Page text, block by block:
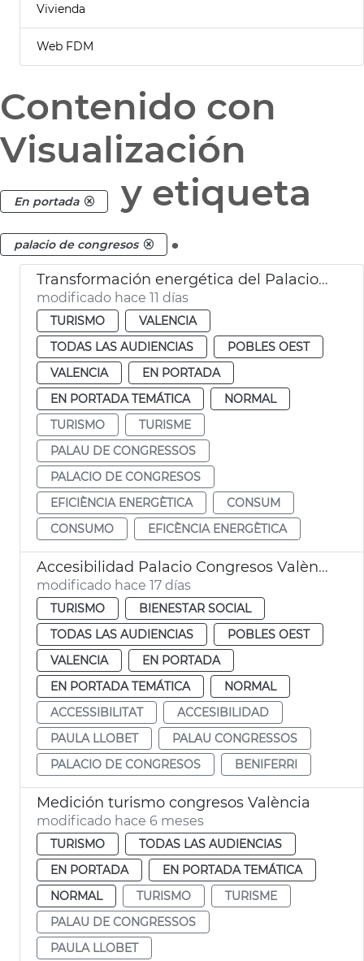
Vivienda
Web FDM
Contenido con
Visualización
En portada y etiqueta
palacio de congresos .
Transformación energética del Palacio de Congresos
modificado hace 11 días
TURISMO
VALENCIA
TODAS LAS AUDIENCIAS
POBLES OEST
VALENCIA
EN PORTADA
EN PORTADA TEMÁTICA
NORMAL
TURISMO
TURISME
PALAU DE CONGRESSOS
PALACIO DE CONGRESOS
EFICIÈNCIA ENERGÈTICA
CONSUM
CONSUMO
EFICÈNCIA ENERGÈTICA
Accesibilidad Palacio Congresos València
modificado hace 17 días
TURISMO
BIENESTAR SOCIAL
TODAS LAS AUDIENCIAS
POBLES OEST
VALENCIA
EN PORTADA
EN PORTADA TEMÁTICA
NORMAL
ACCESSIBILITAT
ACCESIBILIDAD
PAULA LLOBET
PALAU CONGRESSOS
PALACIO DE CONGRESOS
BENIFERRI
Medición turismo congresos València
modificado hace 6 meses
TURISMO
TODAS LAS AUDIENCIAS
EN PORTADA
EN PORTADA TEMÁTICA
NORMAL
TURISMO
TURISME
PALAU DE CONGRESSOS
PAULA LLOBET